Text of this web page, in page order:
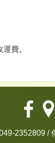
費。
2352809 /